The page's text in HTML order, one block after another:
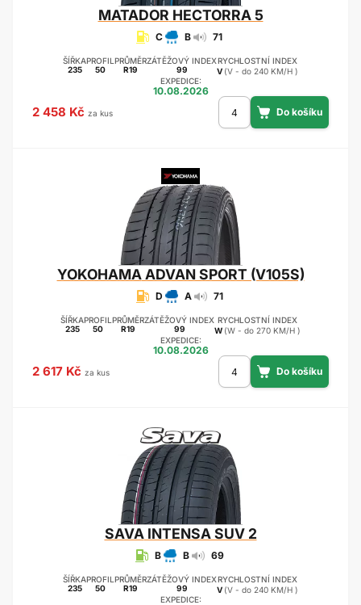
MATADOR HECTORRA 5
C B 71
ŠÍŘKA
235
PROFIL
50
PRŮMĚR
R19
ZÁTĚŽOVÝ INDEX
99
RYCHLOSTNÍ INDEX
V (V - do 240 KM/H )
EXPEDICE:
10.08.2026
2 458 Kč za kus
YOKOHAMAADVAN SPORT (V105S)
D A 71
ŠÍŘKA
235
PROFIL
50
PRŮMĚR
R19
ZÁTĚŽOVÝ INDEX
99
RYCHLOSTNÍ INDEX
W (W - do 270 KM/H )
EXPEDICE:
10.08.2026
2 617 Kč za kus
SAVAINTENSA SUV 2
B B 69
ŠÍŘKA
235
PROFIL
50
PRŮMĚR
R19
ZÁTĚŽOVÝ INDEX
99
RYCHLOSTNÍ INDEX
V (V - do 240 KM/H )
EXPEDICE: